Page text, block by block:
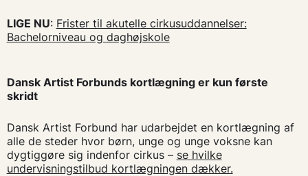
LIGE NU: Frister til akutelle cirkusuddannelser:
Bachelorniveau og daghøjskole
Dansk Artist Forbunds kortlægning er kun første
skridt
Dansk Artist Forbund har udarbejdet en kortlægning af
alle de steder hvor børn, unge og unge voksne kan
dygtiggøre sig indenfor cirkus – se hvilke
undervisningstilbud kortlægningen dækker.